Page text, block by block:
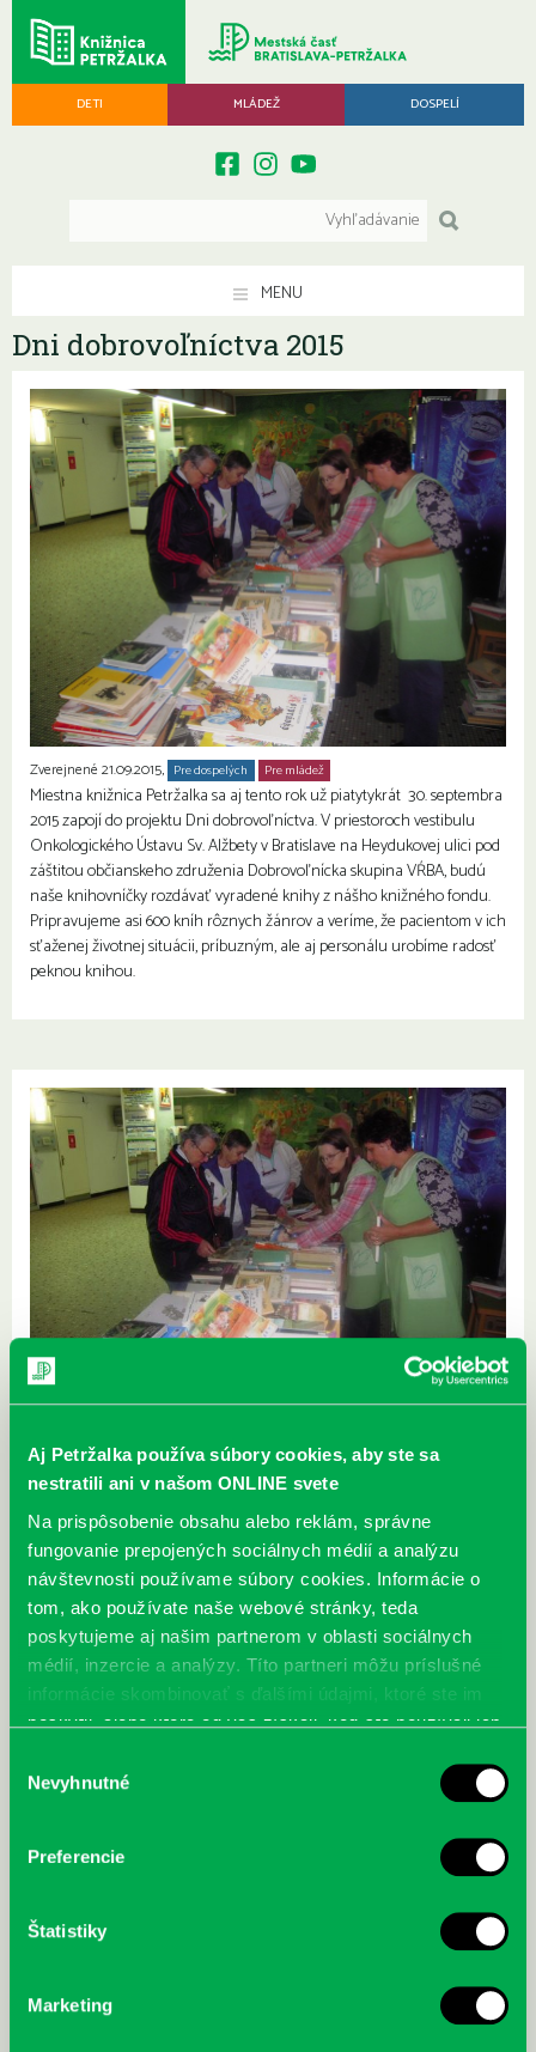
Aj Petržalka používa súbory cookies, aby ste sa
nestratili ani v našom ONLINE svete
Na prispôsobenie obsahu alebo reklám, správne
fungovanie prepojených sociálnych médií a analýzu
návštevnosti používame súbory cookies. Informácie o
tom, ako používate naše webové stránky, teda
poskytujeme aj našim partnerom v oblasti sociálnych
médií, inzercie a analýzy. Títo partneri môžu príslušné
informácie skombinovať s ďalšími údajmi, ktoré ste im
poskytli, alebo ktoré od vás získali, keď ste používali ich
súhlasu
Nevyhnutné
Preferencie
Štatistiky
Marketing
DETI MLÁDEŽ DOSPELÍ
MENU
Dni dobrovoľníctva 2015
Zverejnené 21.09.2015, Pre dospelých Pre mládež
Miestna knižnica Petržalka sa aj tento rok už piatytykrát 30. septembra
2015 zapojí do projektu Dni dobrovoľníctva. V priestoroch vestibulu
Onkologického Ústavu Sv. Alžbety v Bratislave na Heydukovej ulici pod
záštitou občianskeho združenia Dobrovoľnícka skupina VŔBA, budú
naše knihovníčky rozdávať vyradené knihy z nášho knižného fondu.
Pripravujeme asi 600 kníh rôznych žánrov a veríme, že pacientom v ich
sťaženej životnej situácii, príbuzným, ale aj personálu urobíme radosť
peknou knihou.